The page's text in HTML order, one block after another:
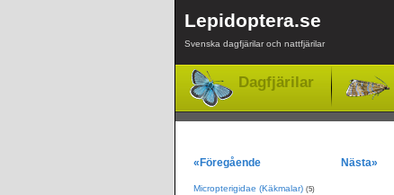
Lepidoptera.se
Svenska dagfjärilar och nattfjärilar
Dagfjärilar
«Föregående Nästa»
Micropterigidae (Käkmalar) (5)